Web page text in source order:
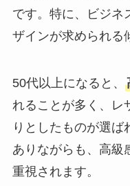
です。特に、ビジネ
ザインが求められる
50代以上になると、
れることが多く、レ
りとしたものが選
ありながらも、高級
重視されます。